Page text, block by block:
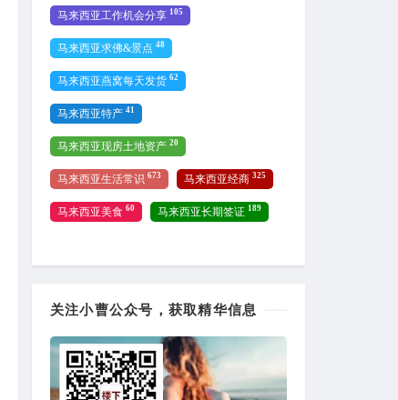
马来西亚工作机会分享 105
马来西亚求佛&景点 48
马来西亚燕窝每天发货 62
马来西亚特产 41
马来西亚现房土地资产 20
马来西亚生活常识 673 马来西亚经商 325
马来西亚美食 60 马来西亚长期签证 189
关注小曹公众号，获取精华信息